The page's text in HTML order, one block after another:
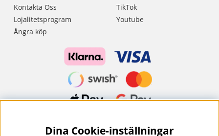
Kontakta Oss
Lojalitetsprogram
Ångra köp
TikTok
Youtube
Nyhetsbrev?Dina Cookie-inställningar